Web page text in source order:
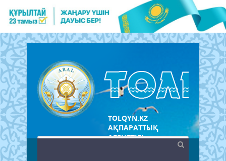
TOLQYN.KZ
АҚПАРАТТЫҚ
АГЕНТТІГІ